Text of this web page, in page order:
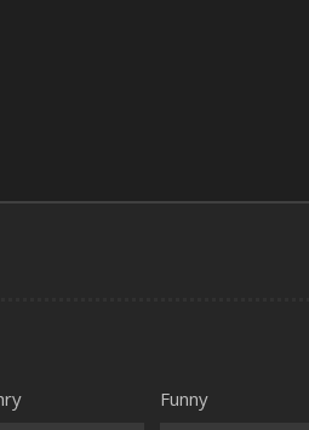
Funny